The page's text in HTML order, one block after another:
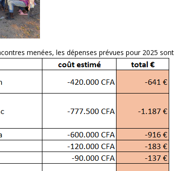
menées, les dépenses prévues pour 2025